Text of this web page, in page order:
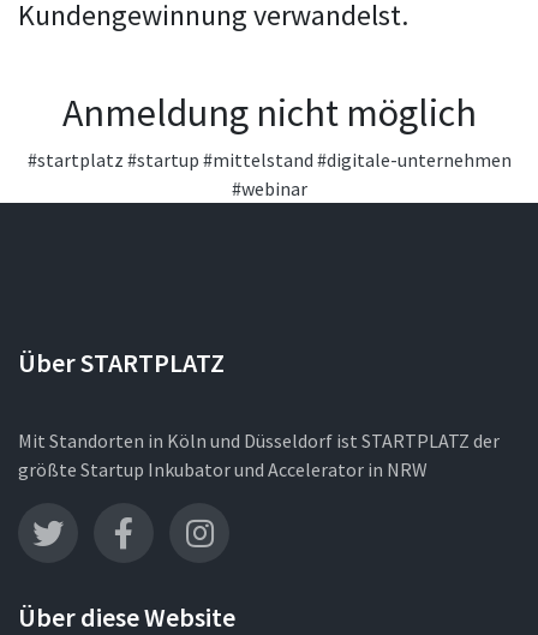
Kundengewinnung verwandelst.
Anmeldung nicht möglich
#startplatz #startup #mittelstand #digitale-unternehmen
#webinar
Über STARTPLATZ
Mit Standorten in Köln und Düsseldorf ist STARTPLATZ der
größte Startup Inkubator und Accelerator in NRW
Über diese Website